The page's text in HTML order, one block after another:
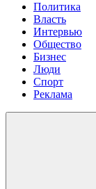
Политика
Власть
Интервью
Общество
Бизнес
Люди
Спорт
Реклама